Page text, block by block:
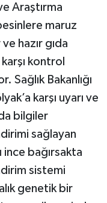
Araştırma
maruz
hazır gıda
kontrol
Sağlık Bakanlığı
karşı uyarı ve
bilgiler
sağlayan
ince bağırsakta
sistemi
genetik bir